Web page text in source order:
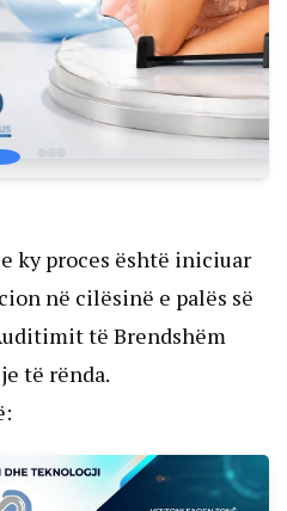
ky proces është iniciuar
në cilësinë e palës së
të Brendshëm
të rënda.